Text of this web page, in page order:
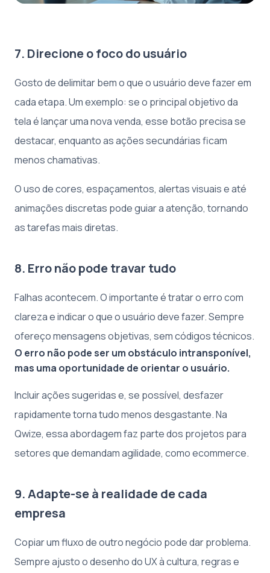
7. Direcione o foco do usuário
Gosto de delimitar bem o que o usuário deve fazer em
cada etapa. Um exemplo: se o principal objetivo da
tela é lançar uma nova venda, esse botão precisa se
destacar, enquanto as ações secundárias ficam
menos chamativas.
O uso de cores, espaçamentos, alertas visuais e até
animações discretas pode guiar a atenção, tornando
as tarefas mais diretas.
8. Erro não pode travar tudo
Falhas acontecem. O importante é tratar o erro com
clareza e indicar o que o usuário deve fazer. Sempre
ofereço mensagens objetivas, sem códigos técnicos.
O erro não pode ser um obstáculo intransponível,
mas uma oportunidade de orientar o usuário.
Incluir ações sugeridas e, se possível, desfazer
rapidamente torna tudo menos desgastante. Na
Qwize, essa abordagem faz parte dos projetos para
setores que demandam agilidade, como ecommerce.
9. Adapte-se à realidade de cada
empresa
Copiar um fluxo de outro negócio pode dar problema.
Sempre ajusto o desenho do UX à cultura, regras e